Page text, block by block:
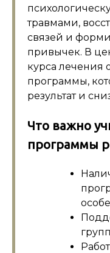
травмами,
связей и
привычек. В
курса лечения
программы,
результат и
Что важно
программы